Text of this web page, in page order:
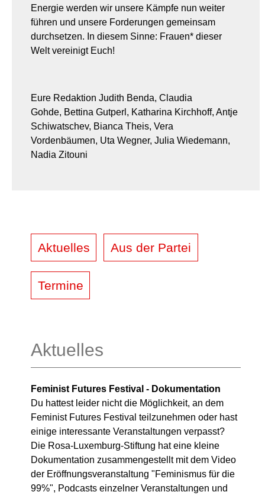
Energie werden wir unsere Kämpfe nun weiter
führen und unsere Forderungen gemeinsam
durchsetzen. In diesem Sinne: Frauen* dieser
Welt vereinigt Euch!
Eure Redaktion Judith Benda, Claudia
Gohde, Bettina Gutperl, Katharina Kirchhoff, Antje
Schiwatschev, Bianca Theis, Vera
Vordenbäumen, Uta Wegner, Julia Wiedemann,
Nadia Zitouni
Aktuelles Aus der Partei
Termine
Aktuelles
Feminist Futures Festival - Dokumentation
Du hattest leider nicht die Möglichkeit, an dem
Feminist Futures Festival teilzunehmen oder hast
einige interessante Veranstaltungen verpasst?
Die Rosa-Luxemburg-Stiftung hat eine kleine
Dokumentation zusammengestellt mit dem Video
der Eröffnungsveranstaltung "Feminismus für die
99%", Podcasts einzelner Veranstaltungen und